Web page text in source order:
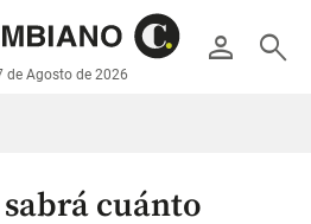
person search
de Agosto de 2026
sabrá cuánto